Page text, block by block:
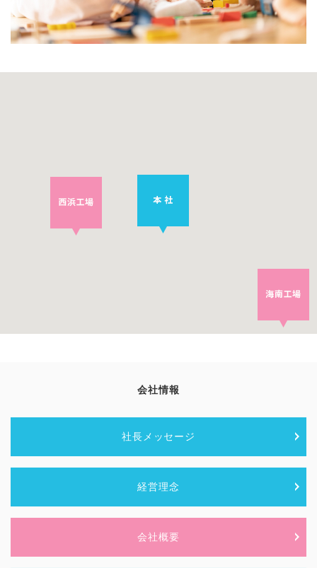
会社情報
社長メッセージ
経営理念
会社概要